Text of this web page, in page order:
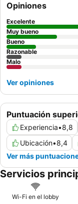
verdaderamente
un piso superior
más tranquilo y
Puntuación
Experiencia•8,8
Ubicación•8,4
Ver más
Opiniones
Excelente
Muy bueno
Bueno
Razonable
Malo
Ver opiniones
Servicios
Wi-Fi en el lobby